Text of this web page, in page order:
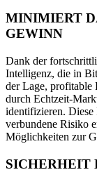
MINIMIERT
GEWINN
Dank der
Intelligenz, die in
der Lage, profitable
durch Echtzeit-
identifizieren. Diese
verbundene Risiko
Möglichkeiten zur
SICHERHEIT